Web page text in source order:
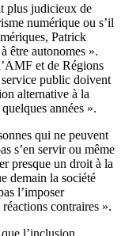
plus judicieux de
numérique ou s’il
Patrick
être autonomes ».
et de Régions
public doivent
alternative à la
années ».
qui ne peuvent
s’en servir ou même
presque un droit à la
demain la société
l’imposer
contraires ».
l’inclusion